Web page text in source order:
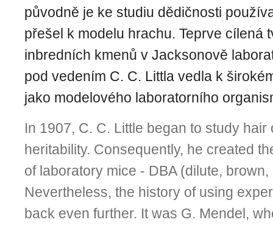
původně je ke studiu dědičnosti
přešel k modelu hrachu. Teprve cílená
inbredních kmenů v Jacksonově
pod vedením C. C. Littla vedla k
jako modelového laboratorního
In 1907, C. C. Little began to study hair
heritability. Consequently, he created
of laboratory mice - DBA (dilute,
Nevertheless, the history of using
back even further. It was G. Mendel,